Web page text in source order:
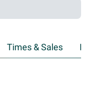
Times & Sales